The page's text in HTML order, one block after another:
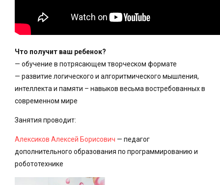
Что получит ваш ребенок?
— обучение в потрясающем творческом формате
— развитие логического и алгоритмического мышления,
интеллекта и памяти – навыков весьма востребованных в
современном мире
Занятия проводит:
Алексиков Алексей Борисович — педагог
дополнительного образования по программированию и
робототехнике